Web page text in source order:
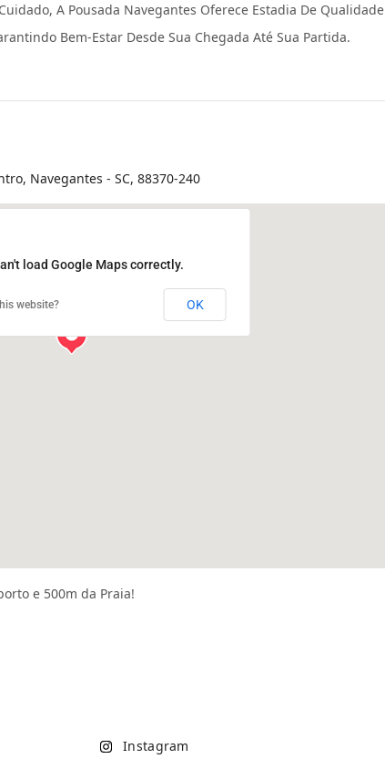
A Pousada Navegantes Oferece Estadia De Qualidade
Bem-Estar Desde Sua Chegada Até Sua Partida.
Navegantes - SC, 88370-240
load Google Maps correctly.
website? OK
e 500m da Praia!
Instagram